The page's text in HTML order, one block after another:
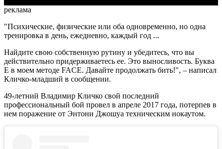
реклама
"Психические, физические или оба одновременно, но одна
тренировка в день, ежедневно, каждый год ...
Найдите свою собственную рутину и убедитесь, что вы
действительно придерживаетесь ее. Это выносливость. Буква
Е в моем методе FACE. Давайте продолжать бить!", – написал
Кличко-младший в сообщении.
49-летний Владимир Кличко свой последний
профессиональный бой провел в апреле 2017 года, потерпев в
нем поражение от Энтони Джошуа техническим нокаутом.